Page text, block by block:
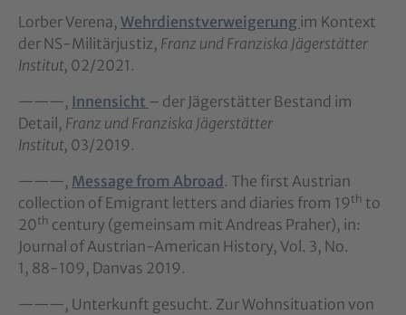
Lorber Verena, Wehrdienstverweigerung im Kontext
der NS-Militärjustiz, Franz und Franziska Jägerstätter
Institut, 02/2021.
———, Innensicht – der Jägerstätter Bestand im
Detail, Franz und Franziska Jägerstätter
Institut, 03/2019.
———, Message from Abroad. The first Austrian
collection of Emigrant letters and diaries from 19th to
20th century (gemeinsam mit Andreas Praher), in:
Journal of Austrian-American History, Vol. 3, No.
1, 88-109, Danvas 2019.
———, Unterkunft gesucht. Zur Wohnsituation von